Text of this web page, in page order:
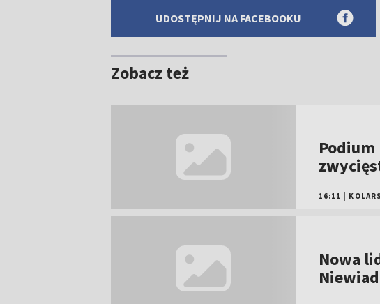
UDOSTĘPNIJ NA FACEBOOKU
Zobacz też
16:11
Nowa